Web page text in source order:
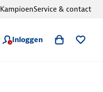
Inloggen
KampioenService & contact